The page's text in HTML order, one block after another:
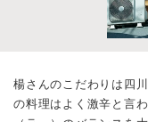
楊さんのこだわりは四
の料理はよく激辛と言